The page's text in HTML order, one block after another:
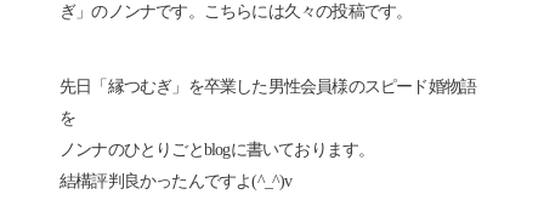
ぎ」のノンナです。こちらには久々の投稿です。
先日「縁つむぎ」を卒業した男性会員様のスピード婚物語
を
ノンナのひとりごとblogに書いております。
結構評判良かったんですよ(^_^)v